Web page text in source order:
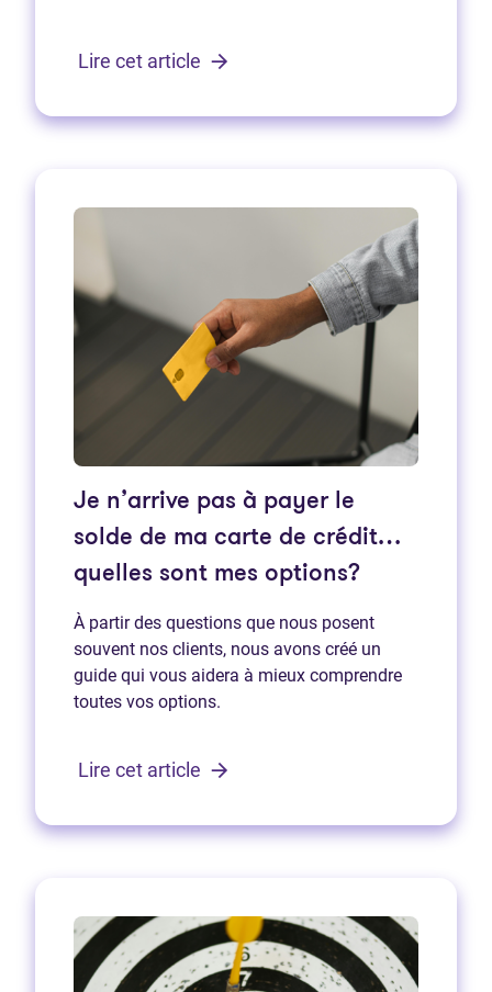
Lire cet article
Je n’arrive pas à payer le
solde de ma carte de crédit…
quelles sont mes options?
À partir des questions que nous posent
souvent nos clients, nous avons créé un
guide qui vous aidera à mieux comprendre
toutes vos options.
Lire cet article